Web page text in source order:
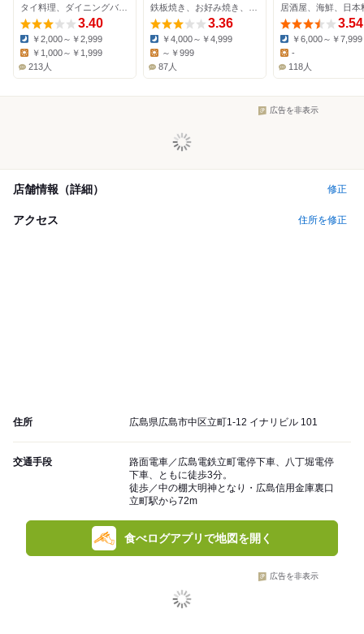
3.40
Dinner:
￥2,000～￥2,999
￥1,000～￥1,999
213人
3.36
Dinner:
￥4,000～￥4,999
Lunch:
～￥999
87人
居酒屋、海鮮、日本
3.54
Dinner:
￥6,000～￥7,999
-
118人
広告を非表示
店舗情報（詳細） 修正
アクセス 住所を修正
住所 広島県広島市中区立町1-12 イナリビル 101
交通手段
路面電車／広島電鉄立町電停下車、八丁堀電停
下車、ともに徒歩3分。
徒歩／中の棚大明神となり・広島信用金庫裏口
立町駅から72m
食べログアプリで地図を開く
広告を非表示